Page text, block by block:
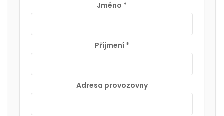
Jméno *
Příjmení *
Adresa provozovny